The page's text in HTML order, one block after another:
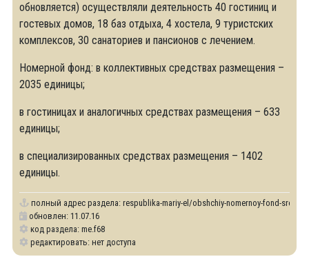
обновляется) осуществляли деятельность 40 гостиниц и
гостевых домов, 18 баз отдыха, 4 хостела, 9 туристских
комплексов, 30 санаториев и пансионов с лечением.
Номерной фонд: в коллективных средствах размещения –
2035 единицы;
в гостиницах и аналогичных средствах размещения – 633
единицы;
в специализированных средствах размещения – 1402
единицы.
полный адрес раздела: respublika-mariy-el/obshchiy-nomernoy-fond-
обновлен: 11.07.16
код раздела: me.f68
редактировать: нет доступа